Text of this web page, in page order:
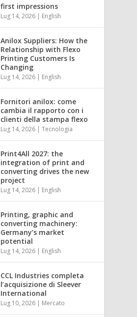
first impressions
Lug 14, 2026 | English
Anilox Suppliers: How the
Relationship with Flexo
Printing Customers Is
Changing
Lug 14, 2026 | English
Fornitori anilox: come
cambia il rapporto con i
clienti della stampa flexo
Lug 14, 2026 |Tecnologia
Print4All 2027: the
integration of print and
converting drives the new
project
Lug 14, 2026 | English
Printing, graphic and
converting machinery:
Germany’s market
potential
Lug 14, 2026 | English
CCL Industries completa
l’acquisizione di Sleever
International
Lug 10, 2026 | Mercato